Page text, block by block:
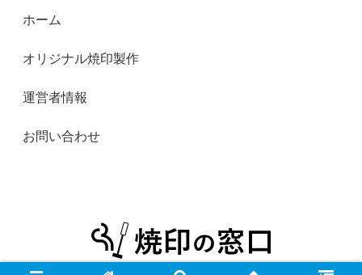
ホーム
オリジナル焼印製作
運営者情報
お問い合わせ